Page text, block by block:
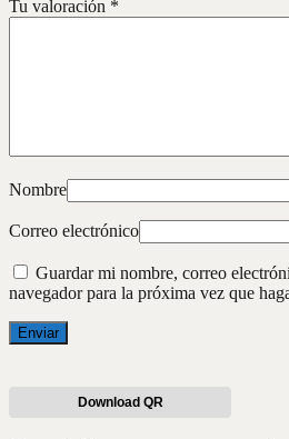
Tu valoración *
Nombre
Correo electrónico
Guardar mi nombre, correo
navegador para la próxima vez que
Download QR